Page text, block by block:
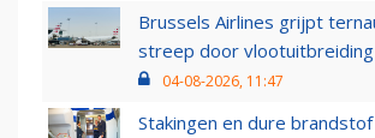
Brussels Airlines grijpt
streep door vlootuitbreiding
04-08-2026, 11:47
Stakingen en dure